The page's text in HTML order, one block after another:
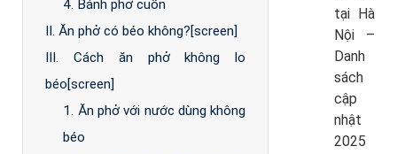
4. Bánh phở cuốn
II. Ăn phở có béo không?[screen]
III. Cách ăn phở không lo
béo[screen]
1. Ăn phở với nước dùng không
béo
tại Hà
Nội –
Danh
sách
cập
nhật
2025